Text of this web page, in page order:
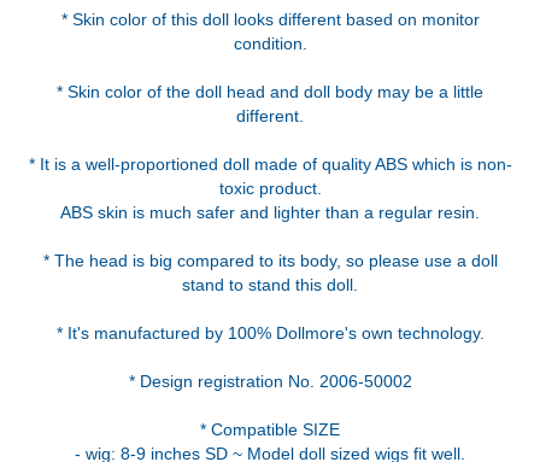
* Skin color of this doll looks different based on monitor
condition.
* Skin color of the doll head and doll body may be a little
different.
* It is a well-proportioned doll made of quality ABS which is non-
toxic product.
ABS skin is much safer and lighter than a regular resin.
* The head is big compared to its body, so please use a doll
stand to stand this doll.
* It's manufactured by 100% Dollmore's own technology.
* Design registration No. 2006-50002
* Compatible SIZE
- wig: 8-9 inches SD ~ Model doll sized wigs fit well.